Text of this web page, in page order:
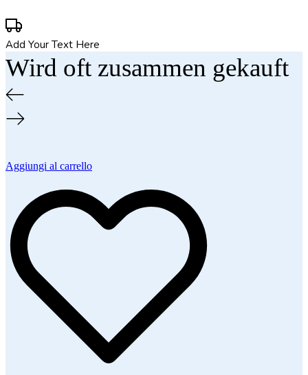
Add Your Text Here
Wird oft zusammen gekauft
Aggiungi al carrello